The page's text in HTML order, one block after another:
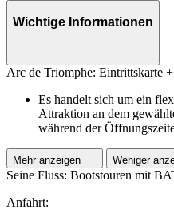
Wichtige Informationen
Arc de Triomphe: Eintrittskarte +
Es handelt sich um ein
Attraktion an dem
während der
Mehr anzeigen Weniger
Seine Fluss: Bootstouren mit
Anfahrt: